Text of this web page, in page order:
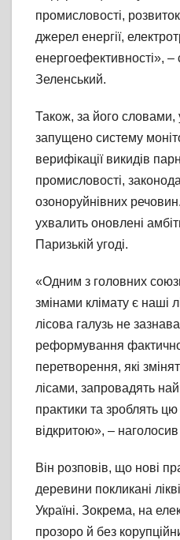
промисловості,
джерел енергії,
енергоефективності»,
Зеленський.
Також, за його словами,
запущено систему
верифікації викидів
промисловості,
озоноруйнівних
ухвалить оновлені
Паризькій угоді.
«Одним з головних
змінами клімату є наші
лісова галузь не
реформування
перетворення, які
лісами, запровадять
практики та зроблять
відкритою», –
Він розповів, що нові
деревини покликані
Україні. Зокрема, на
прозоро й без